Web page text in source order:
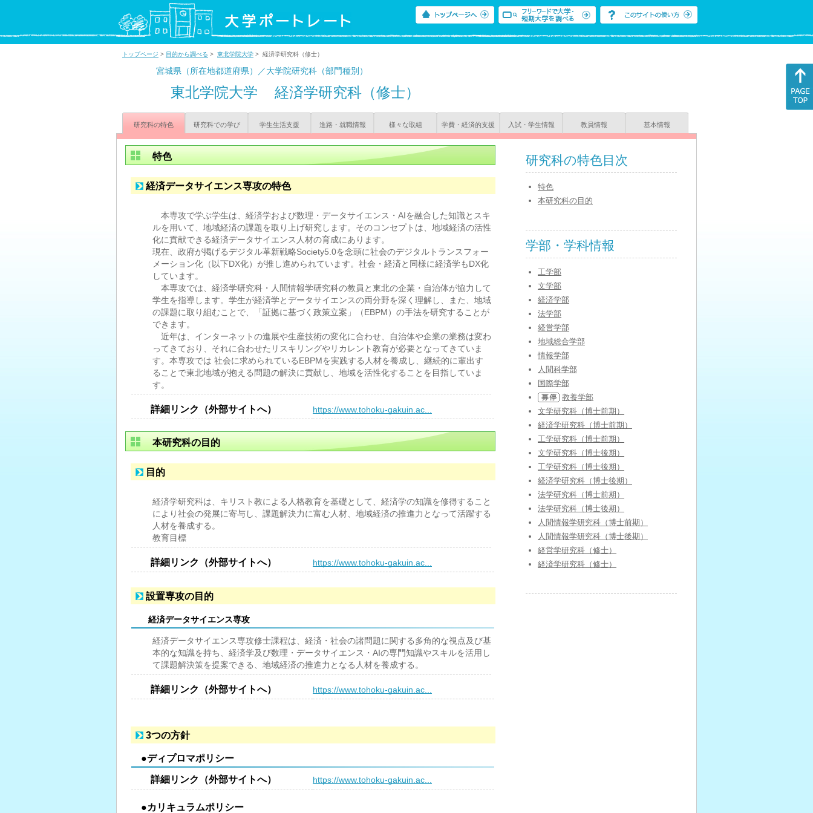
トップページ > 目的から調べる > 東北学院大学 > 経済学研究科（修士）
宮城県（所在地都道府県）／大学院研究科（部門種別）
東北学院大学 経済学研究科（修士）
研究科の特色 研究科での学び 学生生活支援 進路・就職情報 様々な取組 学費・経済的支援 入試・学生情報 教員情報 基本情報
特色
経済データサイエンス専攻の特色
本専攻で学ぶ学生は、経済学および数理・データサイエンス・AIを融合した知識とスキ
ルを用いて、地域経済の課題を取り上げ研究します。そのコンセプトは、地域経済の活性
化に貢献できる経済データサイエンス人材の育成にあります。
現在、政府が掲げるデジタル革新戦略Society5.0を念頭に社会のデジタルトランスフォー
メーション化（以下DX化）が推し進められています。社会・経済と同様に経済学もDX化
しています。
本専攻では、経済学研究科・人間情報学研究科の教員と東北の企業・自治体が協力して
学生を指導します。学生が経済学とデータサイエンスの両分野を深く理解し、また、地域
の課題に取り組むことで、「証拠に基づく政策立案」（EBPM）の手法を研究することが
できます。
近年は、インターネットの進展や生産技術の変化に合わせ、自治体や企業の業務は変わ
ってきており、それに合わせたリスキリングやリカレント教育が必要となってきていま
す。本専攻では 社会に求められているEBPMを実践する人材を養成し、継続的に輩出す
ることで東北地域が抱える問題の解決に貢献し、地域を活性化することを目指していま
す。
詳細リンク（外部サイトへ） https://www.tohoku-gakuin.ac...
本研究科の目的
目的
経済学研究科は、キリスト教による人格教育を基礎として、経済学の知識を修得すること
により社会の発展に寄与し、課題解決力に富む人材、地域経済の推進力となって活躍する
人材を養成する。
教育目標
詳細リンク（外部サイトへ） https://www.tohoku-gakuin.ac...
設置専攻の目的
経済データサイエンス専攻
経済データサイエンス専攻修士課程は、経済・社会の諸問題に関する多角的な視点及び基
本的な知識を持ち、経済学及び数理・データサイエンス・AIの専門知識やスキルを活用し
て課題解決策を提案できる、地域経済の推進力となる人材を養成する。
詳細リンク（外部サイトへ） https://www.tohoku-gakuin.ac...
3つの方針
●ディプロマポリシー
詳細リンク（外部サイトへ） https://www.tohoku-gakuin.ac...
●カリキュラムポリシー
研究科の特色目次
特色
本研究科の目的
学部・学科情報
工学部
文学部
経済学部
法学部
経営学部
地域総合学部
情報学部
人間科学部
国際学部
教養学部
文学研究科（博士前期）
経済学研究科（博士前期）
工学研究科（博士前期）
文学研究科（博士後期）
工学研究科（博士後期）
経済学研究科（博士後期）
法学研究科（博士前期）
法学研究科（博士後期）
人間情報学研究科（博士前期）
人間情報学研究科（博士後期）
経営学研究科（修士）
経済学研究科（修士）